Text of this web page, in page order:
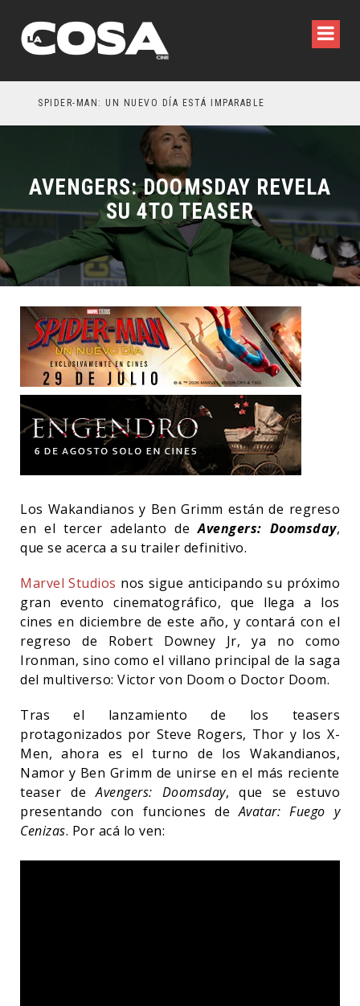
SPIDER-MAN: UN NUEVO DÍA ESTÁ IMPARABLE
AVENGERS: DOOMSDAY REVELA
SU 4TO TEASER
Los Wakandianos y Ben Grimm están de regreso
en el tercer adelanto deAvengers: Doomsday,
que se acerca a su trailer definitivo.
Marvel Studios nos sigue anticipando su próximo
gran evento cinematográfico, que llega a los
cines en diciembre de este año, y contará con el
regreso de Robert Downey Jr, ya no como
Ironman, sino como el villano principal de la saga
del multiverso: Victor von Doom o Doctor Doom.
Tras el lanzamiento de los teasers
protagonizados por Steve Rogers, Thor y los X-
Men, ahora es el turno de los Wakandianos,
Namor y Ben Grimm de unirse en el más reciente
teaser deAvengers: Doomsday, que se estuvo
presentando con funciones deAvatar: Fuego y
Cenizas. Por acá lo ven: